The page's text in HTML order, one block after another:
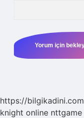
https://bilgikadini.com
knight online nttgame